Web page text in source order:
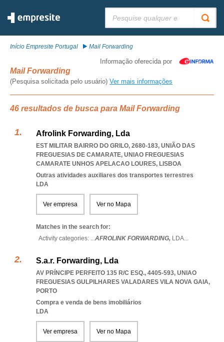
Início Empresite Portugal Mail Forwarding
Informação oferecida por
Mail Forwarding
(Pesquisa solicitada pelo usuário) Ver mais informações
46 resultados de busca para Mail Forwarding
Afrolink Forwarding, Lda
EST MILITAR BAIRRO DO GRILO, 2680-183, UNIÃO DAS
FREGUESIAS DE CAMARATE, UNIAO FREGUESIAS
CAMARATE UNHOS APELACAO LOURES, LISBOA
Outras atividades auxiliares dos transportes terrestres
LDA
Ver empresa Ver no Mapa
Matches in the search for:
Activity categories: ...AFROLINK FORWARDING, LDA...
S.a.r. Forwarding, Lda
AV PRÍNCIPE PERFEITO 135 R/C ESQ., 4405-593, UNIAO
FREGUESIAS GULPILHARES VALADARES VILA NOVA GAIA,
PORTO
Compra e venda de bens imobiliários
LDA
Ver empresa Ver no Mapa